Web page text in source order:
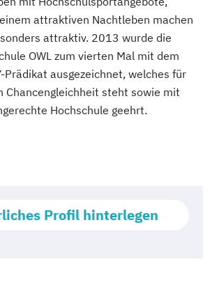
attraktiven Nachtleben machen
attraktiv. 2013 wurde die
OWL zum vierten Mal mit dem
Prädikat ausgezeichnet, welches für
Chancengleichheit steht sowie mit
Hochschule geehrt.
Profil hinterlegen